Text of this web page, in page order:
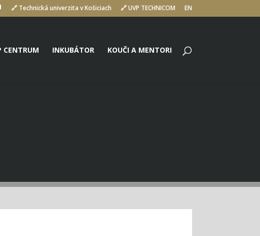
🔗 Technická univerzita v Košiciach 🔗 UVP TECHNICOM EN
CENTRUM INKUBÁTOR KOUČI A MENTORI